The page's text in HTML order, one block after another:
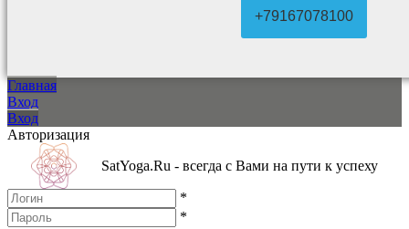
+79167078100
Главная
Вход
Вход
Авторизация
SatYoga.Ru - всегда с Вами на пути к успеху
*
*